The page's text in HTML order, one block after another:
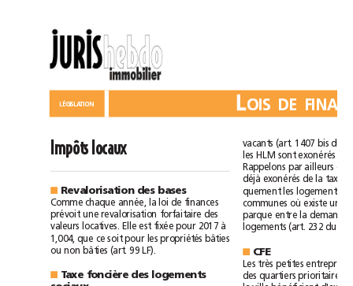
Impôts locaux
Revalorisation des bases
Comme chaque année, la loi de
finances
prévoit
une revalorisation forfaitaire des
valeurs locatives. Elle est fixée pour 2017 à
1,004, que ce soit pour les propriétés
bâties
ou
non bâties (art. 99 LF).
Taxe foncière des logements
vacants (art. 1407 bis
du
les
HLM sont exonérés
Rappelons
par ailleurs
déjà
exonérés de la
q
uement les logements
communes où existe un
parque entre la
logements (art. 232 du
■ CFE
Les très petites
des quartiers
L
LÉGISLATION